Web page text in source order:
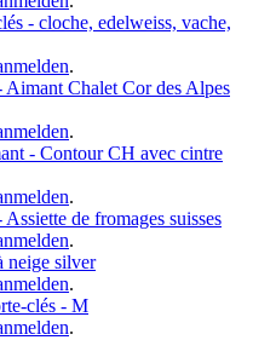
- cloche, edelweiss, vache,
.
Aimant Chalet Cor des Alpes
.
- Contour CH avec cintre
.
de fromages suisses
.
neige silver
.
clés - M
.